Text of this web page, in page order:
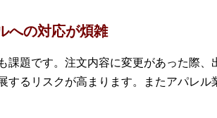
への対応が煩雑
課題です。注文内容に変更があった際
するリスクが高まります。またアパレ